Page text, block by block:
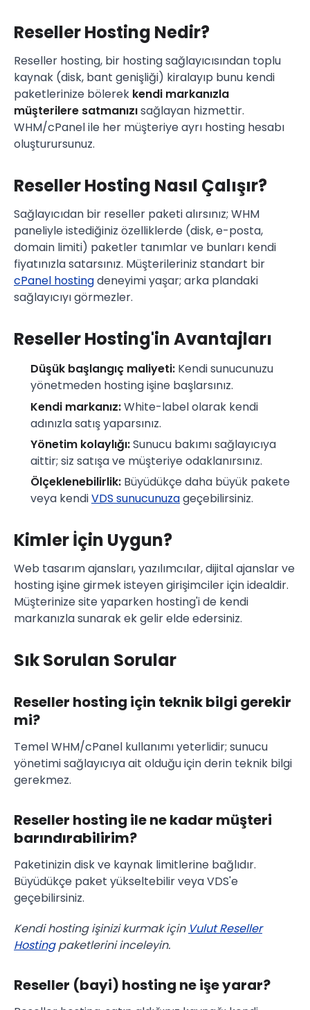
Reseller Hosting Nedir?
Reseller hosting, bir hosting sağlayıcısından toplu
kaynak (disk, bant genişliği) kiralayıp bunu kendi
paketlerinize bölerek kendi markanızla
müşterilere satmanızısağlayan hizmettir.
WHM/cPanel ile her müşteriye ayrı hosting hesabı
oluşturursunuz.
Reseller Hosting Nasıl Çalışır?
Sağlayıcıdan bir reseller paketi alırsınız; WHM
paneliyle istediğiniz özelliklerde (disk, e-posta,
domain limiti) paketler tanımlar ve bunları kendi
fiyatınızla satarsınız. Müşterileriniz standart bir
cPanel hostingdeneyimi yaşar; arka plandaki
sağlayıcıyı görmezler.
Reseller Hosting'in Avantajları
Düşük başlangıç maliyeti: Kendi sunucunuzu
yönetmeden hosting işine başlarsınız.
Kendi markanız:White-label olarak kendi
adınızla satış yaparsınız.
Yönetim kolaylığı:Sunucu bakımı sağlayıcıya
aittir; siz satışa ve müşteriye odaklanırsınız.
Ölçeklenebilirlik: Büyüdükçe daha büyük pakete
veya kendiVDS sunucunuzageçebilirsiniz.
Kimler İçin Uygun?
Web tasarım ajansları, yazılımcılar, dijital ajanslar ve
hosting işine girmek isteyen girişimciler için idealdir.
Müşterinize site yaparken hosting'i de kendi
markanızla sunarak ek gelir elde edersiniz.
Sık Sorulan Sorular
Reseller hosting için teknik bilgi gerekir
mi?
Temel WHM/cPanel kullanımı yeterlidir; sunucu
yönetimi sağlayıcıya ait olduğu için derin teknik bilgi
gerekmez.
Reseller hosting ile ne kadar müşteri
barındırabilirim?
Paketinizin disk ve kaynak limitlerine bağlıdır.
Büyüdükçe paket yükseltebilir veya VDS'e
geçebilirsiniz.
Kendi hosting işinizi kurmak için Vulut Reseller
Hostingpaketlerini inceleyin.
Reseller (bayi) hosting ne işe yarar?